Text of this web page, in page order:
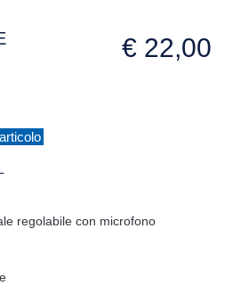
€ 22,00
regolabile con microfono